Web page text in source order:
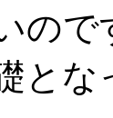
の
と